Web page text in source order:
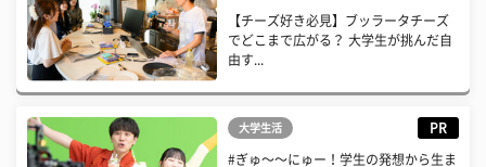
【チーズ好き必見】ブッラータチーズ
でどこまで広がる？ 大学生が挑んだ自
由す...
大学生活 PR
#ぎゅ〜〜にゅー！学生の発想から生ま